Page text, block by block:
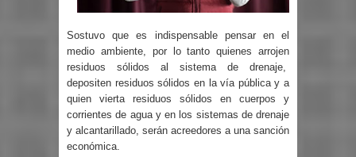
Sostuvo que es indispensable pensar en el
medio ambiente, por lo tanto quienes arrojen
residuos sólidos al sistema de drenaje,
depositen residuos sólidos en la vía pública y a
quien vierta residuos sólidos en cuerpos y
corrientes de agua y en los sistemas de drenaje
y alcantarillado, serán acreedores a una sanción
económica.